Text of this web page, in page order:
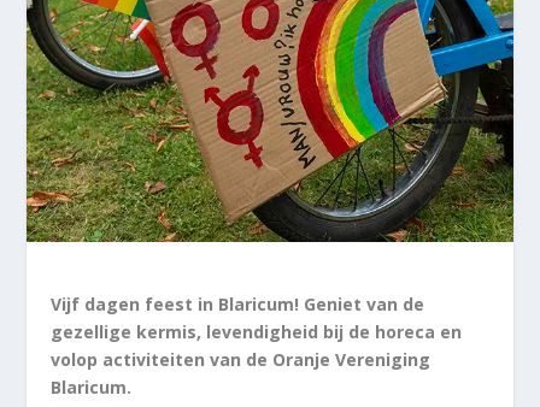
Vijf dagen feest in Blaricum! Geniet van de
gezellige kermis, levendigheid bij de horeca en
volop activiteiten van de Oranje Vereniging
Blaricum.